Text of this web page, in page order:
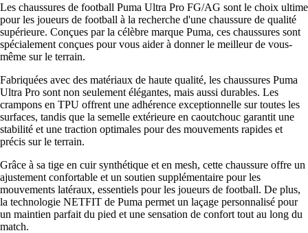
Les chaussures de football Puma Ultra Pro FG/AG sont le choix ultime
pour les joueurs de football à la recherche d'une chaussure de qualité
supérieure. Conçues par la célèbre marque Puma, ces chaussures sont
spécialement conçues pour vous aider à donner le meilleur de vous-
même sur le terrain.
Fabriquées avec des matériaux de haute qualité, les chaussures Puma
Ultra Pro sont non seulement élégantes, mais aussi durables. Les
crampons en TPU offrent une adhérence exceptionnelle sur toutes les
surfaces, tandis que la semelle extérieure en caoutchouc garantit une
stabilité et une traction optimales pour des mouvements rapides et
précis sur le terrain.
Grâce à sa tige en cuir synthétique et en mesh, cette chaussure offre un
ajustement confortable et un soutien supplémentaire pour les
mouvements latéraux, essentiels pour les joueurs de football. De plus,
la technologie NETFIT de Puma permet un laçage personnalisé pour
un maintien parfait du pied et une sensation de confort tout au long du
match.